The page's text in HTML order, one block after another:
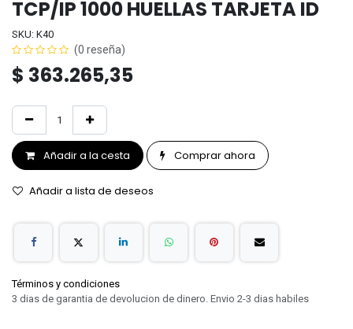
TCP/IP 1000 HUELLAS TARJETA ID
SKU: K40
(0 reseña)
$ 363.265,35
Añadir a la cesta Comprar ahora
Añadir a lista de deseos
Términos y condiciones
3 dias de garantia de devolucion de dinero. Envio 2-3 dias habiles